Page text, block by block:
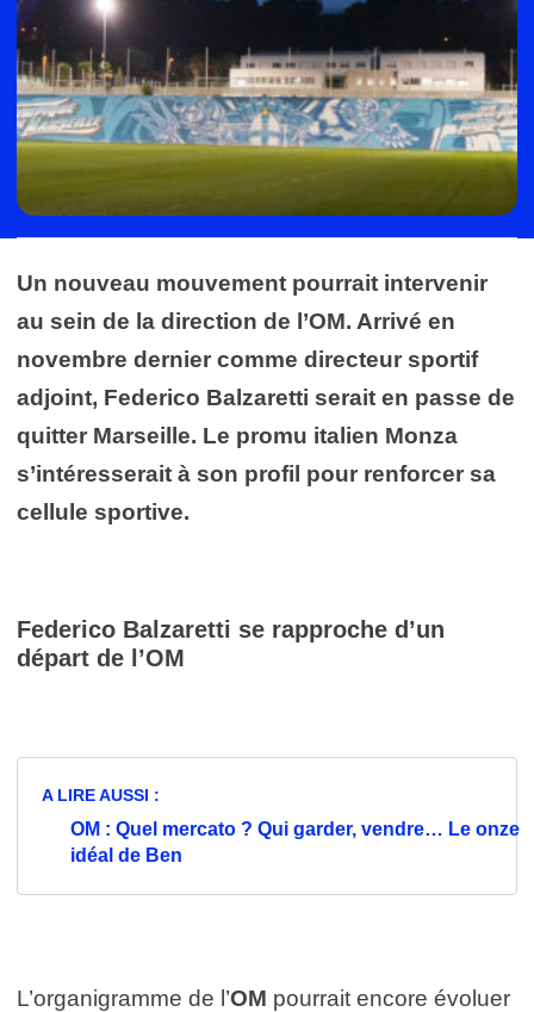
Un nouveau mouvement pourrait intervenir
au sein de la direction de l’OM. Arrivé en
novembre dernier comme directeur sportif
adjoint, Federico Balzaretti serait en passe de
quitter Marseille. Le promu italien Monza
s’intéresserait à son profil pour renforcer sa
cellule sportive.
Federico Balzaretti se rapproche d’un
départ de l’OM
A LIRE AUSSI :
OM : Quel mercato ? Qui garder, vendre… Le onze
idéal de Ben
L’organigramme de l’OM pourrait encore évoluer